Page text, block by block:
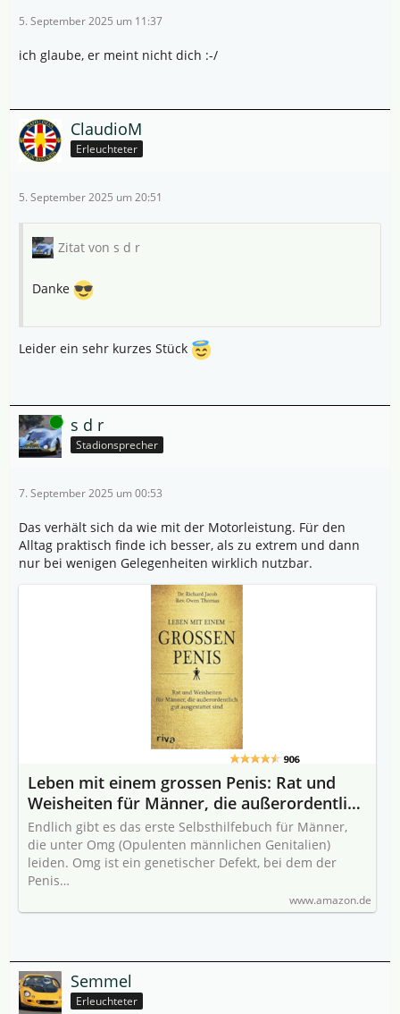
5. September 2025 um 11:37
ich glaube, er meint nicht dich :-/
ClaudioM
Erleuchteter
5. September 2025 um 20:51
Zitat von s d r
Danke
Leider ein sehr kurzes Stück
Online s d r
Stadionsprecher
7. September 2025 um 00:53
Das verhält sich da wie mit der Motorleistung. Für den
Alltag praktisch finde ich besser, als zu extrem und dann
nur bei wenigen Gelegenheiten wirklich nutzbar.
Leben mit einem grossen Penis: Rat und
Weisheiten für Männer, die außerordentlich
gut ausgestattet sind
Endlich gibt es das erste Selbsthilfebuch für Männer,
die unter Omg (Opulenten männlichen Genitalien)
leiden. Omg ist ein genetischer Defekt, bei dem der
Penis…
www.amazon.de
Semmel
Erleuchteter